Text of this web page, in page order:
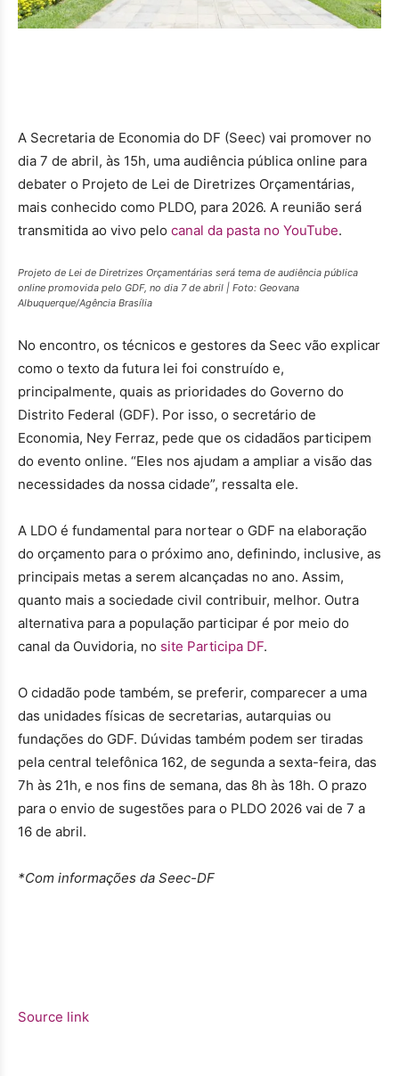
A Secretaria de Economia do DF (Seec) vai promover no
dia 7 de abril, às 15h, uma audiência pública online para
debater o Projeto de Lei de Diretrizes Orçamentárias,
mais conhecido como PLDO, para 2026. A reunião será
transmitida ao vivo pelo canal da pasta no YouTube.
Projeto de Lei de Diretrizes Orçamentárias será tema de audiência pública
online promovida pelo GDF, no dia 7 de abril | Foto: Geovana
Albuquerque/Agência Brasília
No encontro, os técnicos e gestores da Seec vão explicar
como o texto da futura lei foi construído e,
principalmente, quais as prioridades do Governo do
Distrito Federal (GDF). Por isso, o secretário de
Economia, Ney Ferraz, pede que os cidadãos participem
do evento online. “Eles nos ajudam a ampliar a visão das
necessidades da nossa cidade”, ressalta ele.
A LDO é fundamental para nortear o GDF na elaboração
do orçamento para o próximo ano, definindo, inclusive, as
principais metas a serem alcançadas no ano. Assim,
quanto mais a sociedade civil contribuir, melhor. Outra
alternativa para a população participar é por meio do
canal da Ouvidoria, no site Participa DF.
O cidadão pode também, se preferir, comparecer a uma
das unidades físicas de secretarias, autarquias ou
fundações do GDF. Dúvidas também podem ser tiradas
pela central telefônica 162, de segunda a sexta-feira, das
7h às 21h, e nos fins de semana, das 8h às 18h. O prazo
para o envio de sugestões para o PLDO 2026 vai de 7 a
16 de abril.
*Com informações da Seec-DF
Source link